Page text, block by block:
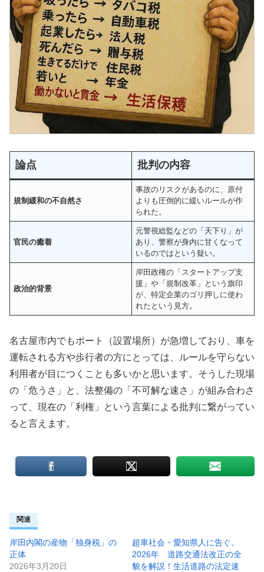
論点 批判の内容
規制緩和の不自然さ
事故のリスクがあるのに、原付
よりも圧倒的に緩いルールが作
られた。
官民の癒着
元警視総監などの「天下り」が
あり、警察が身内に甘くなって
いるのではという疑い。
政治的背景
岸田政権の「スタートアップ支
援」や「規制改革」という旗印
が、特定企業のゴリ押しに使わ
れたという見方。
名古屋市内でもポート（設置場所）が急増しており、車を
運転される方や歩行者の方にとっては、ルールを守らない
利用者が目につくことも多いかと思います。そうした現場
の「危うさ」と、法整備の「不可解な速さ」が組み合わさ
って、現在の「利権」という言葉による批判に繋がってい
ると言えます。
関連
岸田内閣の産物「独身税」の
正体
2026年3月20日
超車社会・愛知県人に告ぐ。
2026年 道路交通法改正の全
貌を解説！生活道路の法定速